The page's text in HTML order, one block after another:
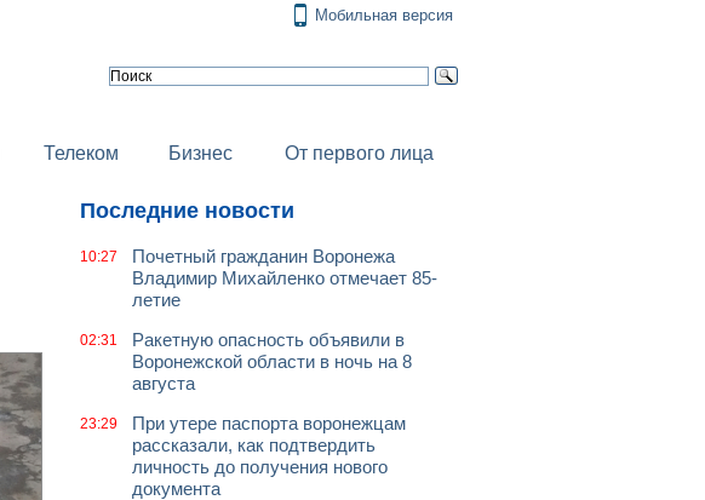
Мобильная версия
Телеком Бизнес От первого лица
Последние новости
10:27
Почетный гражданин Воронежа
Владимир Михайленко отмечает 85-
летие
02:31
Ракетную опасность объявили в
Воронежской области в ночь на 8
августа
23:29
При утере паспорта воронежцам
рассказали, как подтвердить
личность до получения нового
документа